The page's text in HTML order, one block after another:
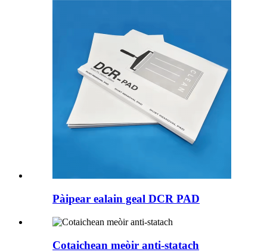
Pàipear ealain geal DCR PAD
Cotaichean meòir anti-statach